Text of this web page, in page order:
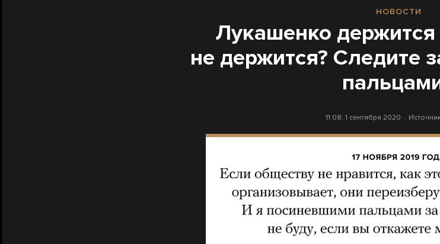
НОВОСТИ
Лукашенко держится
не держится? Следите
11:08, 1 сентября 2020